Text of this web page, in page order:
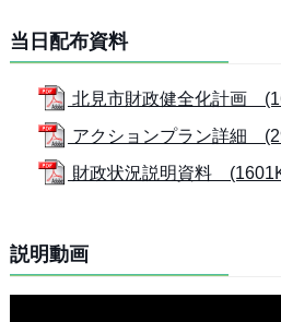
当日配布資料
北見市財政健全化計画
アクションプラン詳細
財政状況説明資料
説明動画